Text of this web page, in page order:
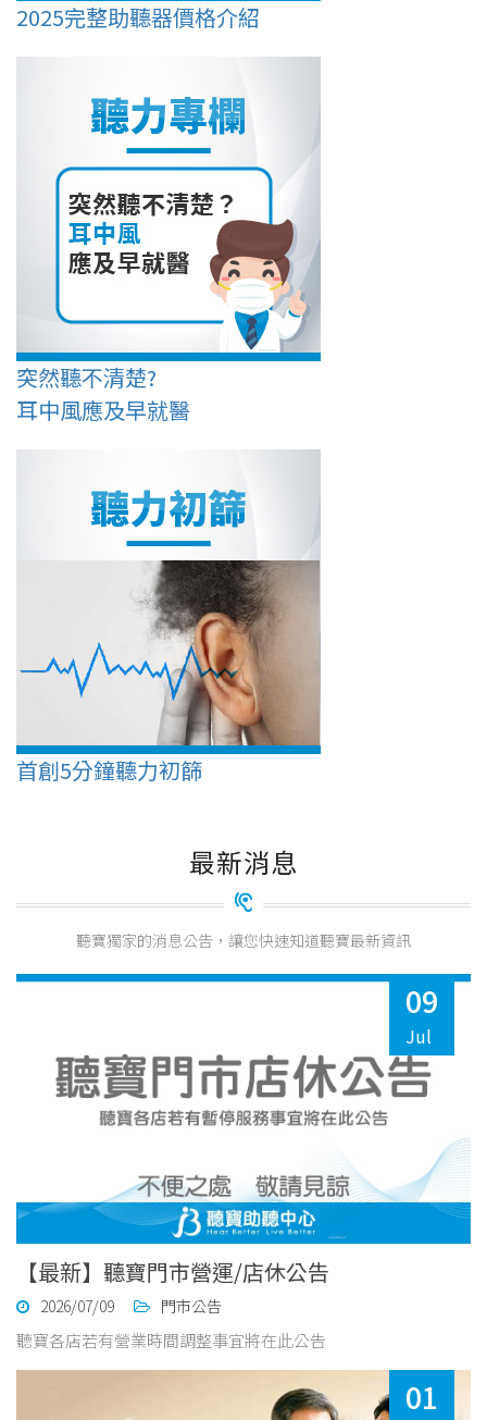
2025完整助聽器價格介紹
突然聽不清楚?
耳中風應及早就醫
首創5分鐘聽力初篩
最新消息
聽寶獨家的消息公告，讓您快速知道聽寶最新資訊
09
Jul
【最新】聽寶門市營運/店休公告
2026/07/09 門市公告
聽寶各店若有營業時間調整事宜將在此公告
01